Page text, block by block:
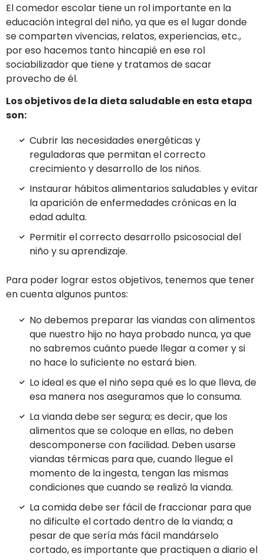
El comedor escolar tiene un rol importante en la
educación integral del niño, ya que es el lugar donde
se comparten vivencias, relatos, experiencias, etc.,
por eso hacemos tanto hincapié en ese rol
sociabilizador que tiene y tratamos de sacar
provecho de él.
Los objetivos de la dieta saludable en esta etapa
son:
Cubrir las necesidades energéticas y
reguladoras que permitan el correcto
crecimiento y desarrollo de los niños.
Instaurar hábitos alimentarios saludables y evitar
la aparición de enfermedades crónicas en la
edad adulta.
Permitir el correcto desarrollo psicosocial del
niño y su aprendizaje.
Para poder lograr estos objetivos, tenemos que tener
en cuenta algunos puntos:
No debemos preparar las viandas con alimentos
que nuestro hijo no haya probado nunca, ya que
no sabremos cuánto puede llegar a comer y si
no hace lo suficiente no estará bien.
Lo ideal es que el niño sepa qué es lo que lleva, de
esa manera nos aseguramos que lo consuma.
La vianda debe ser segura; es decir, que los
alimentos que se coloque en ellas, no deben
descomponerse con facilidad. Deben usarse
viandas térmicas para que, cuando llegue el
momento de la ingesta, tengan las mismas
condiciones que cuando se realizó la vianda.
La comida debe ser fácil de fraccionar para que
no dificulte el cortado dentro de la vianda; a
pesar de que sería más fácil mandárselo
cortado, es importante que practiquen a diario el